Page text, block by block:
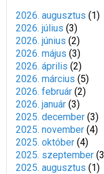
2026. augusztus (1)
2026. július (3)
2026. június (2)
2026. május (3)
2026. április (2)
2026. március (5)
2026. február (2)
2026. január (3)
2025. december (3)
2025. november (4)
2025. október (4)
2025. szeptember (3
2025. augusztus (1)